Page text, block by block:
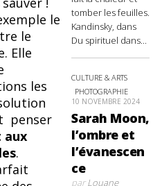
le
le
Elle
les
penser
aux
.
tomber les feuilles.
Kandinsky, dans
Du spirituel dans...
CULTURE & ARTS
PHOTOGRAPHIE
10 NOVEMBRE 2024
Sarah Moon,
l’ombre et
l’évanescen
ce
parLouane